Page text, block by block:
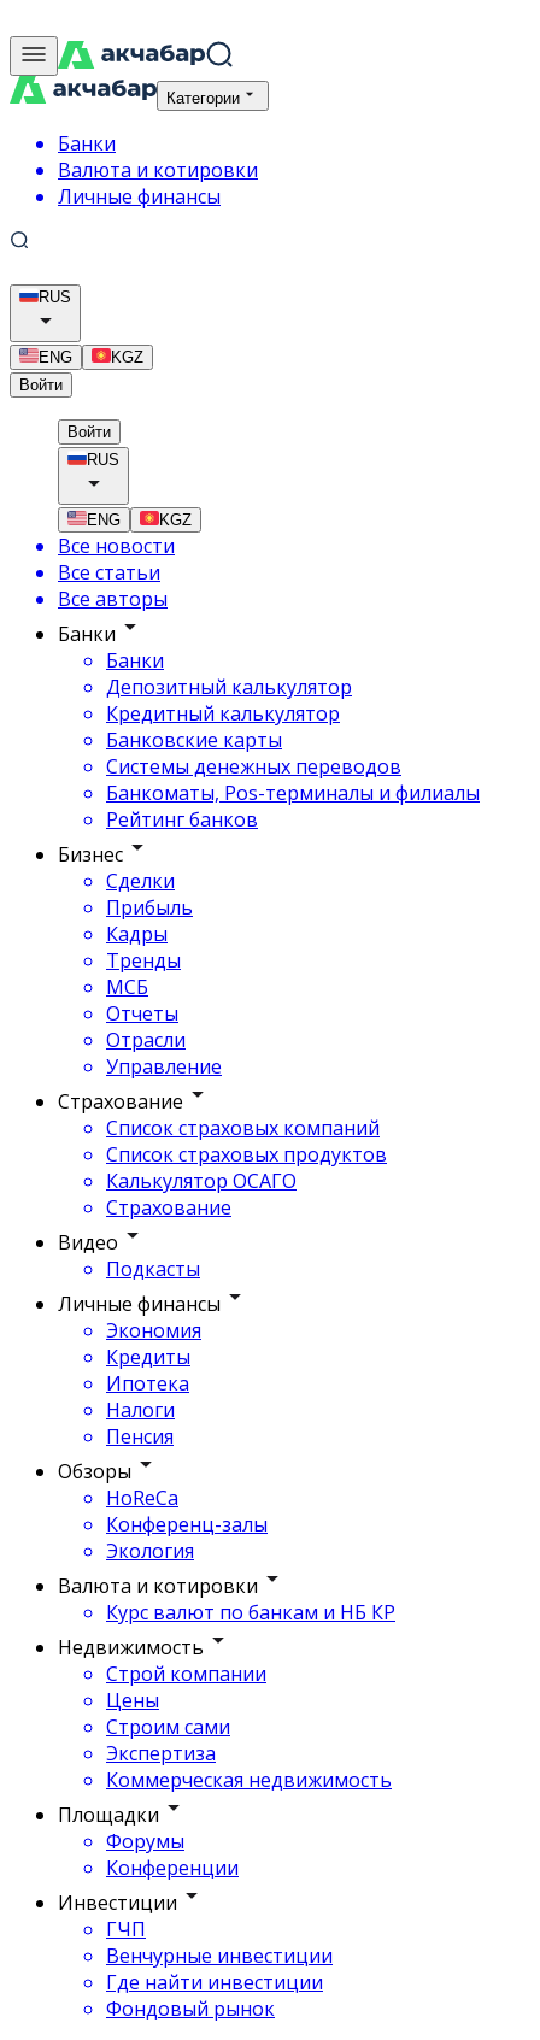
Категории
Банки
Валюта и котировки
Личные финансы
RUS
ENG
KGZ
Войти
Войти
RUS
ENG KGZ
Все новости
Все статьи
Все авторы
Банки
Банки
Депозитный калькулятор
Кредитный калькулятор
Банковские карты
Системы денежных переводов
Банкоматы, Pos-терминалы и филиалы
Рейтинг банков
Бизнес
Сделки
Прибыль
Кадры
Тренды
МСБ
Отчеты
Отрасли
Управление
Страхование
Список страховых компаний
Список страховых продуктов
Калькулятор ОСАГО
Страхование
Видео
Подкасты
Личные финансы
Экономия
Кредиты
Ипотека
Налоги
Пенсия
Обзоры
HoReCa
Конференц-залы
Экология
Валюта и котировки
Курс валют по банкам и НБ КР
Недвижимость
Строй компании
Цены
Строим сами
Экспертиза
Коммерческая недвижимость
Площадки
Форумы
Конференции
Инвестиции
ГЧП
Венчурные инвестиции
Где найти инвестиции
Фондовый рынок